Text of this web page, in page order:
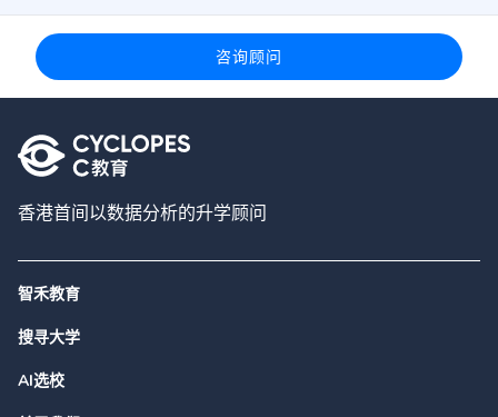
咨询顾问
香港首间以数据分析的升学顾问
智禾教育
搜寻大学
AI选校